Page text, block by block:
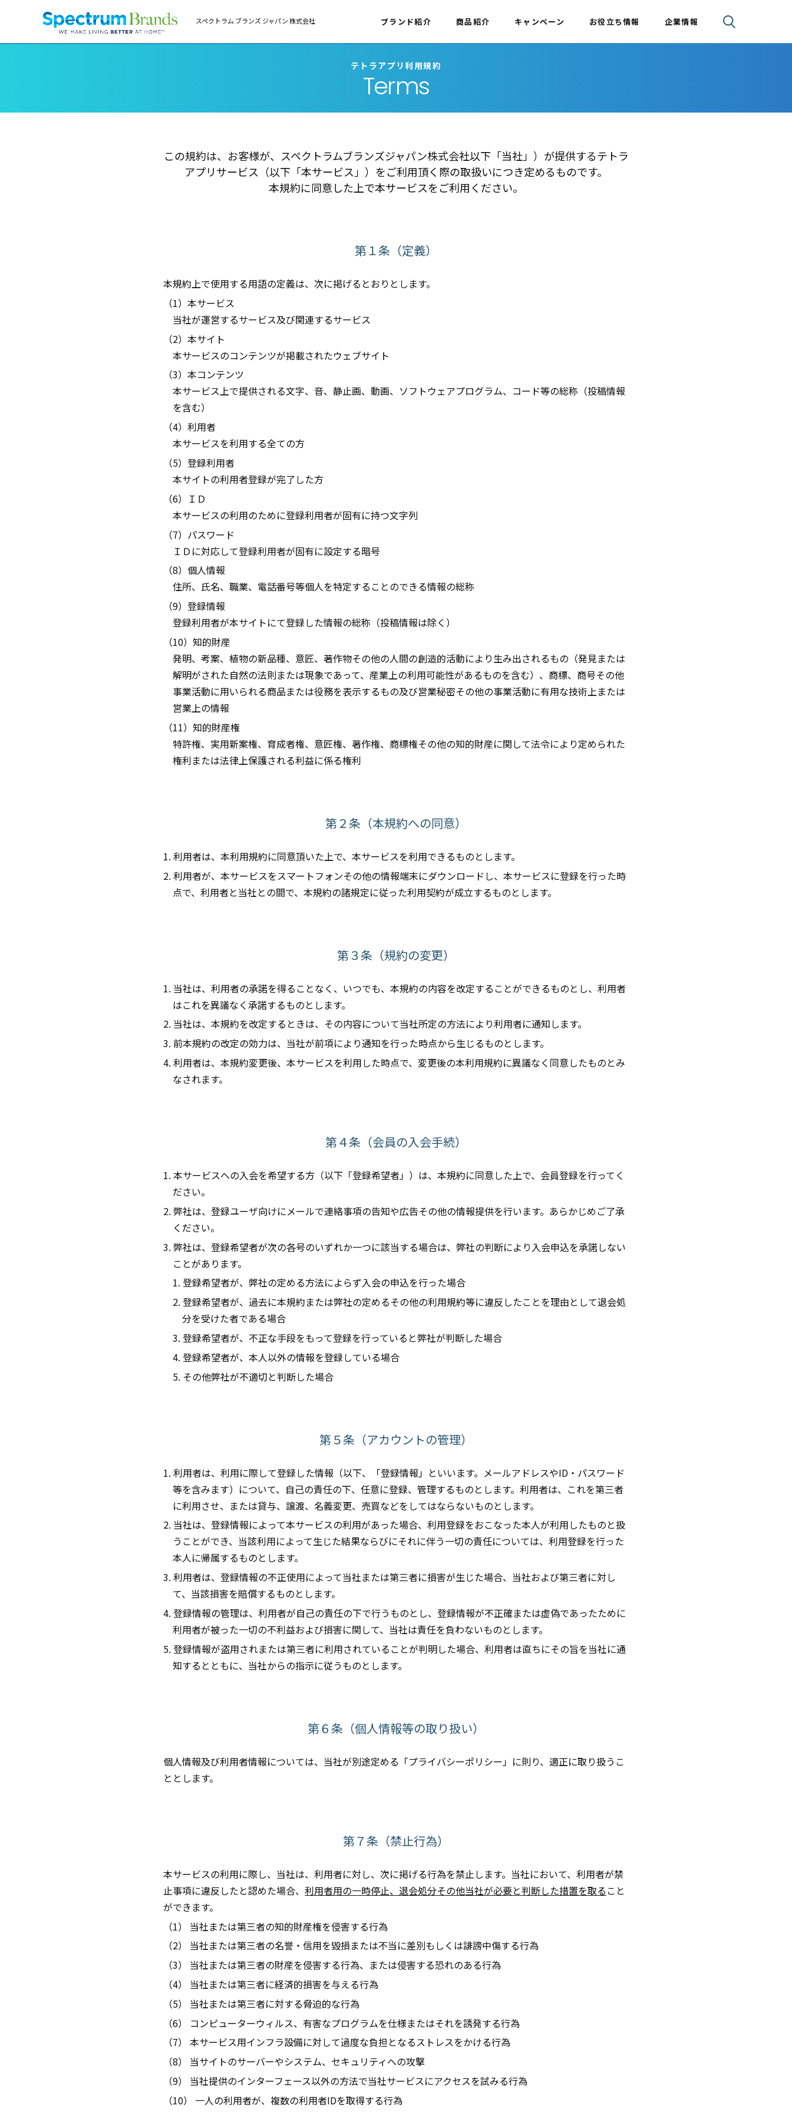
スペクトラム ブランズ ジャパン 株式会社 ブランド紹介 商品紹介 キャンペーン お役立ち情報 企業情報
テトラアプリ利用規約
Terms
この規約は、お客様が、スペクトラムブランズジャパン株式会社以下「当社」）が提供するテトラ
アプリサービス（以下「本サービス」）をご利用頂く際の取扱いにつき定めるものです。
本規約に同意した上で本サービスをご利用ください。
第１条（定義）
本規約上で使用する用語の定義は、次に掲げるとおりとします。
（1）本サービス
当社が運営するサービス及び関連するサービス
（2）本サイト
本サービスのコンテンツが掲載されたウェブサイト
（3）本コンテンツ
本サービス上で提供される文字、音、静止画、動画、ソフトウェアプログラム、コード等の総称（投稿情報
を含む）
（4）利用者
本サービスを利用する全ての方
（5）登録利用者
本サイトの利用者登録が完了した方
（6）ＩＤ
本サービスの利用のために登録利用者が固有に持つ文字列
（7）パスワード
ＩＤに対応して登録利用者が固有に設定する暗号
（8）個人情報
住所、氏名、職業、電話番号等個人を特定することのできる情報の総称
（9）登録情報
登録利用者が本サイトにて登録した情報の総称（投稿情報は除く）
（10）知的財産
発明、考案、植物の新品種、意匠、著作物その他の人間の創造的活動により生み出されるもの（発見または
解明がされた自然の法則または現象であって、産業上の利用可能性があるものを含む）、商標、商号その他
事業活動に用いられる商品または役務を表示するもの及び営業秘密その他の事業活動に有用な技術上または
営業上の情報
（11）知的財産権
特許権、実用新案権、育成者権、意匠権、著作権、商標権その他の知的財産に関して法令により定められた
権利または法律上保護される利益に係る権利
第２条（本規約への同意）
1. 利用者は、本利用規約に同意頂いた上で、本サービスを利用できるものとします。
2. 利用者が、本サービスをスマートフォンその他の情報端末にダウンロードし、本サービスに登録を行った時
点で、利用者と当社との間で、本規約の諸規定に従った利用契約が成立するものとします。
第３条（規約の変更）
1. 当社は、利用者の承諾を得ることなく、いつでも、本規約の内容を改定することができるものとし、利用者
はこれを異議なく承諾するものとします。
2. 当社は、本規約を改定するときは、その内容について当社所定の方法により利用者に通知します。
3. 前本規約の改定の効力は、当社が前項により通知を行った時点から生じるものとします。
4. 利用者は、本規約変更後、本サービスを利用した時点で、変更後の本利用規約に異議なく同意したものとみ
なされます。
第４条（会員の入会手続）
1. 本サービスへの入会を希望する方（以下「登録希望者」）は、本規約に同意した上で、会員登録を行ってく
ださい。
2. 弊社は、登録ユーザ向けにメールで連絡事項の告知や広告その他の情報提供を行います。あらかじめご了承
ください。
3. 弊社は、登録希望者が次の各号のいずれか一つに該当する場合は、弊社の判断により入会申込を承諾しない
ことがあります。
1. 登録希望者が、弊社の定める方法によらず入会の申込を行った場合
2. 登録希望者が、過去に本規約または弊社の定めるその他の利用規約等に違反したことを理由として退会処
分を受けた者である場合
3. 登録希望者が、不正な手段をもって登録を行っていると弊社が判断した場合
4. 登録希望者が、本人以外の情報を登録している場合
5. その他弊社が不適切と判断した場合
第５条（アカウントの管理）
1. 利用者は、利用に際して登録した情報（以下、「登録情報」といいます。メールアドレスやID・パスワード
等を含みます）について、自己の責任の下、任意に登録、管理するものとします。利用者は、これを第三者
に利用させ、または貸与、譲渡、名義変更、売買などをしてはならないものとします。
2. 当社は、登録情報によって本サービスの利用があった場合、利用登録をおこなった本人が利用したものと扱
うことができ、当該利用によって生じた結果ならびにそれに伴う一切の責任については、利用登録を行った
本人に帰属するものとします。
3. 利用者は、登録情報の不正使用によって当社または第三者に損害が生じた場合、当社および第三者に対し
て、当該損害を賠償するものとします。
4. 登録情報の管理は、利用者が自己の責任の下で行うものとし、登録情報が不正確または虚偽であったために
利用者が被った一切の不利益および損害に関して、当社は責任を負わないものとします。
5. 登録情報が盗用されまたは第三者に利用されていることが判明した場合、利用者は直ちにその旨を当社に通
知するとともに、当社からの指示に従うものとします。
第６条（個人情報等の取り扱い）
個人情報及び利用者情報については、当社が別途定める「プライバシーポリシー」に則り、適正に取り扱うこ
ととします。
第７条（禁止行為）
本サービスの利用に際し、当社は、利用者に対し、次に掲げる行為を禁止します。当社において、利用者が禁
止事項に違反したと認めた場合、 利用者用の一時停止、退会処分その他当社が必要と判断した措置を取ること
ができます。
（1） 当社または第三者の知的財産権を侵害する行為
（2） 当社または第三者の名誉・信用を毀損または不当に差別もしくは誹謗中傷する行為
（3） 当社または第三者の財産を侵害する行為、または侵害する恐れのある行為
（4） 当社または第三者に経済的損害を与える行為
（5） 当社または第三者に対する脅迫的な行為
（6） コンピューターウィルス、有害なプログラムを仕様またはそれを誘発する行為
（7） 本サービス用インフラ設備に対して過度な負担となるストレスをかける行為
（8） 当サイトのサーバーやシステム、セキュリティへの攻撃
（9） 当社提供のインターフェース以外の方法で当社サービスにアクセスを試みる行為
（10） 一人の利用者が、複数の利用者IDを取得する行為